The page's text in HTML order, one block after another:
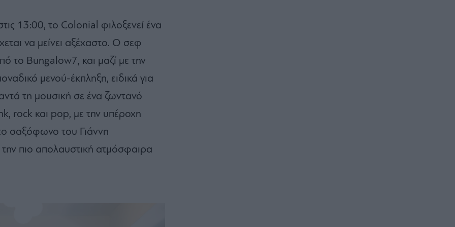
13:00, το Colonial φιλοξενεί ένα
να μείνει αξέχαστο. Ο σεφ
το Bungalow7, και μαζί με την
μενού-έκπληξη, ειδικά για
τη μουσική σε ένα ζωντανό
rock και pop, με την υπέροχη
σαξόφωνο του Γιάννη
πιο απολαυστική ατμόσφαιρα